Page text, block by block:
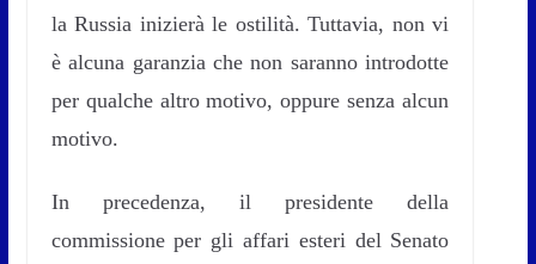
la Russia inizierà le ostilità. Tuttavia, non vi
è alcuna garanzia che non saranno introdotte
per qualche altro motivo, oppure senza alcun
motivo.
In precedenza, il presidente della
commissione per gli affari esteri del Senato